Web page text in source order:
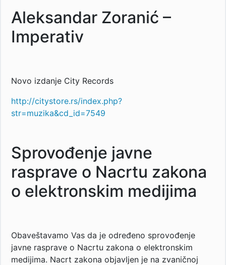
Aleksandar Zoranić –
Imperativ
Novo izdanje City Records
http://citystore.rs/index.php?
str=muzika&cd_id=7549
Sprovođenje javne
rasprave o Nacrtu zakona
o elektronskim medijima
Obaveštavamo Vas da je određeno sprovođenje
javne rasprave o Nacrtu zakona o elektronskim
medijima. Nacrt zakona objavlјen je na zvaničnoj